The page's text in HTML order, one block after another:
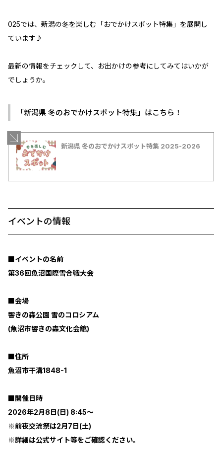
025では、新潟の冬を楽しむ「おでかけスポット特集」を展開し
ています♪
最新の情報をチェックして、お出かけの参考にしてみてはいかが
でしょうか。
「新潟県 冬のおでかけスポット特集」はこちら！
新潟県 冬のおでかけスポット特集 2025-2026
イベントの情報
■イベントの名前
第36回魚沼国際雪合戦大会
■会場
響きの森公園 雪のコロシアム
(魚沼市響きの森文化会館)
■住所
魚沼市干溝1848-1
■開催日時
2026年2月8日(日) 8:45～
※前夜交流祭は2月7日(土)
※詳細は公式サイト等をご確認ください。